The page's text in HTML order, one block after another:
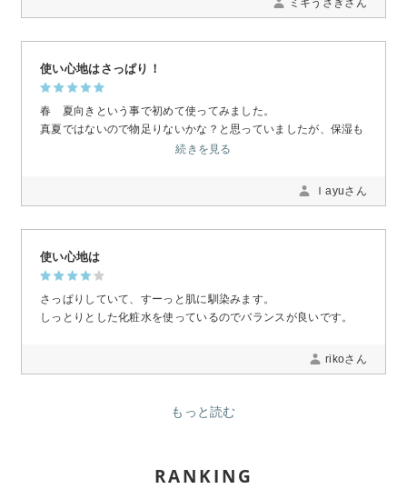
使い心地はさっぱり！
春 夏向きという事で初めて使ってみました。
真夏ではないので物足りないかな？と思っていましたが、保湿も
続きを見る
Ｉayuさん
使い心地は
さっぱりしていて、すーっと肌に馴染みます。
しっとりとした化粧水を使っているのでバランスが良いです。
rikoさん
もっと読む
RANKING